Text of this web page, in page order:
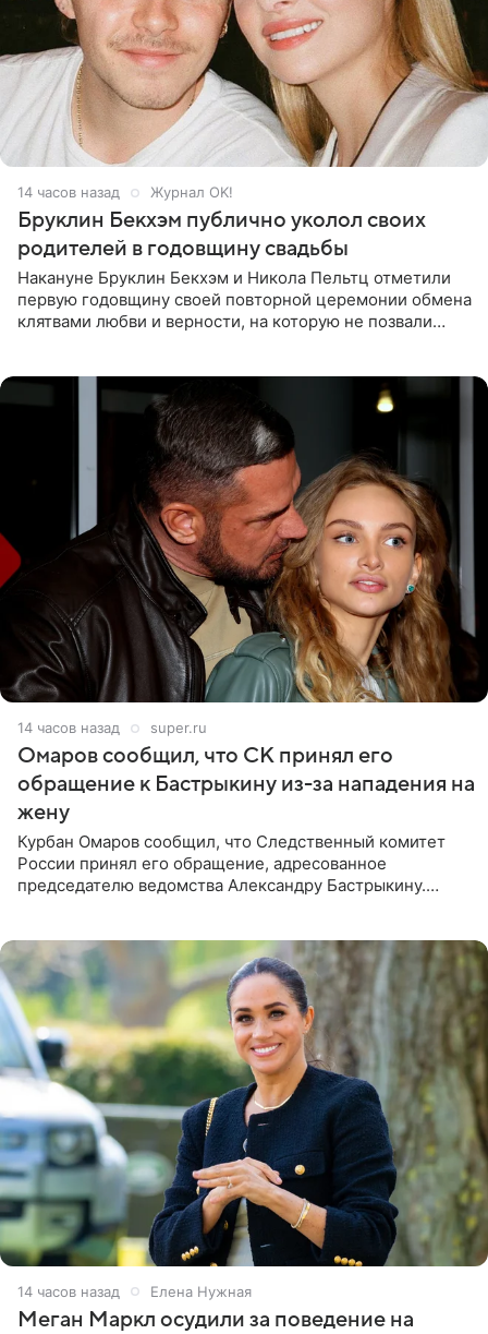
14 часов назад Журнал OK!
Бруклин Бекхэм публично уколол своих
родителей в годовщину свадьбы
Накануне Бруклин Бекхэм и Никола Пельтц отметили
первую годовщину своей повторной церемонии обмена
клятвами любви и верности, на которую не позвали
14 часов назад super.ru
Омаров сообщил, что СК принял его
обращение к Бастрыкину из-за нападения на
жену
Курбан Омаров сообщил, что Следственный комитет
России принял его обращение, адресованное
председателю ведомства Александру Бастрыкину.
14 часов назад Елена Нужная
Меган Маркл осудили за поведение на